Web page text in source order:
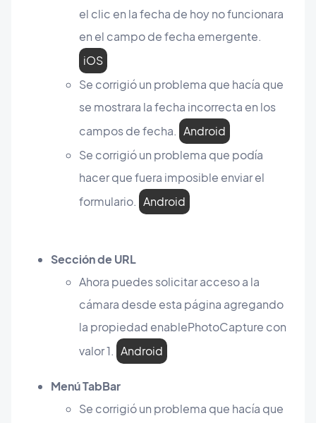
el clic en la fecha de hoy no funcionara
en el campo de fecha emergente.
iOS
Se corrigió un problema que hacía que
se mostrara la fecha incorrecta en los
campos de fecha. Android
Se corrigió un problema que podía
hacer que fuera imposible enviar el
formulario. Android
Sección de URL
Ahora puedes solicitar acceso a la
cámara desde esta página agregando
la propiedad enablePhotoCapture con
valor 1. Android
Menú TabBar
Se corrigió un problema que hacía que